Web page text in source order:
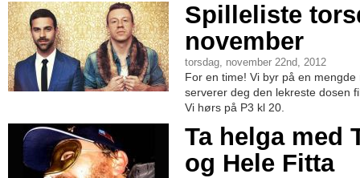
Spilleliste
november
torsdag, november 22nd, 2012
For en time! Vi byr på en
serverer deg den lekreste dosen
Vi hørs på P3 kl 20.
Ta helga med
og Hele Fitta